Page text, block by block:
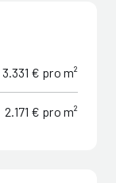
3.331 € pro m²
2.171 € pro m²